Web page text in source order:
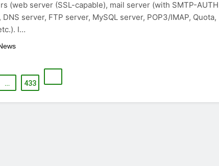
(web server (SSL-capable), mail server (with SMTP-AUTH
DNS server, FTP server, MySQL server, POP3/IMAP, Quota,
I…
… 433